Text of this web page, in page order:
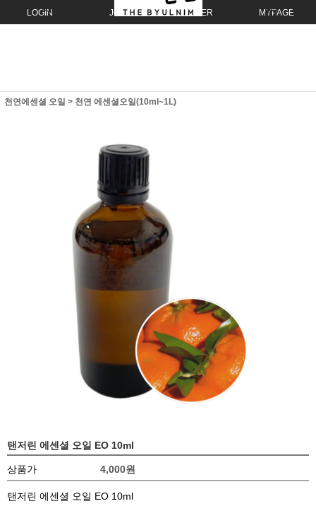
LOGIN JOIN ORDER MYPAGE
천연에센셜 오일 > 천연 에센셜오일(10ml~1L)
탠저린 에센셜 오일 EO 10ml
상품가 4,000원
탠저린 에센셜 오일 EO 10ml